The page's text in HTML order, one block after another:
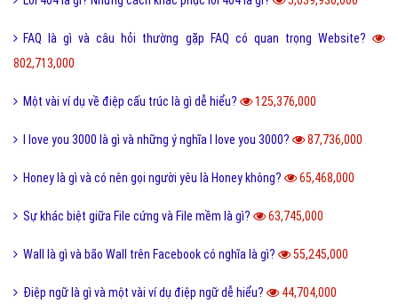
FAQ là gì và câu hỏi thường gặp FAQ có quan trọng Website?
802,713,000
Một vài ví dụ về điệp cấu trúc là gì dễ hiểu? 125,376,000
I love you 3000 là gì và những ý nghĩa I love you 3000? 87,736,000
Honey là gì và có nên gọi người yêu là Honey không? 65,468,000
Sự khác biệt giữa File cứng và File mềm là gì? 63,745,000
Wall là gì và bão Wall trên Facebook có nghĩa là gì? 55,245,000
Điệp ngữ là gì và một vài ví dụ điệp ngữ dễ hiểu? 44,704,000